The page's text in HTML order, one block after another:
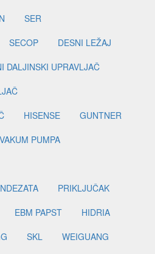
SER
SECOP
DESNI LEŽAJ
DALJINSKI UPRAVLJAČ
HISENSE
GUNTNER
VAKUM PUMPA
PRIKLJUČAK
EBM PAPST
HIDRIA
SKL
WEIGUANG